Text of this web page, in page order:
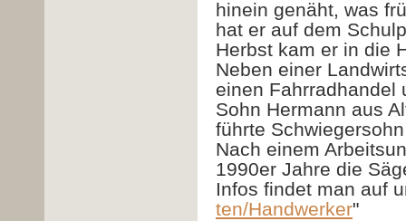
hinein genäht, was
hat er auf dem
Herbst kam er in die
Neben einer
einen Fahrradhandel
Sohn Hermann aus
führte
Nach einem
1990er Jahre die
Infos findet man auf
ten/Handwerker"